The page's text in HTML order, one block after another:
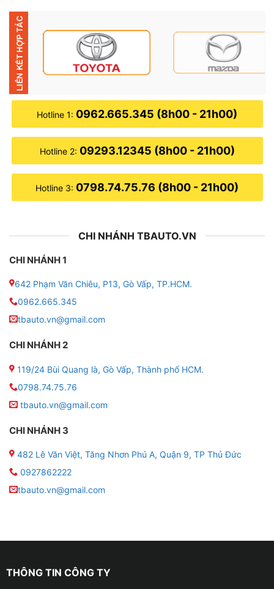
phẩm bán chạy tại Việt Nam
Bình ắc quy khô GS MF 85D26L ( 12V-75AH )
2 . Thông số kỹ thuật về bình ắc quy khô GS MF
85D26L ( 12V-75AH )
■ Mã sản phẩm: MF 85D26L
■ Vật liệu làm vỏ bình: Nhựa PP
■ Kích thước bình (Dài*Rộng*Cao): 232 x 173 x 225
(mm)
Hotline 1: 0962.665.345 (8h00 - 21h00)
Hotline 2: 09293.12345 (8h00 - 21h00)
Hotline 3: 0798.74.75.76 (8h00 - 21h00)
CHI NHÁNH TBAUTO.VN
CHI NHÁNH 1
642 Phạm Văn Chiêu, P13, Gò Vấp, TP.HCM.
0962.665.345
tbauto.vn@gmail.com
CHI NHÁNH 2
119/24 Bùi Quang là, Gò Vấp, Thành phố HCM.
0798.74.75.76
tbauto.vn@gmail.com
CHI NHÁNH 3
482 Lê Văn Việt, Tăng Nhơn Phú A, Quận 9, TP Thủ Đức
0927862222
tbauto.vn@gmail.com
THÔNG TIN CÔNG TY